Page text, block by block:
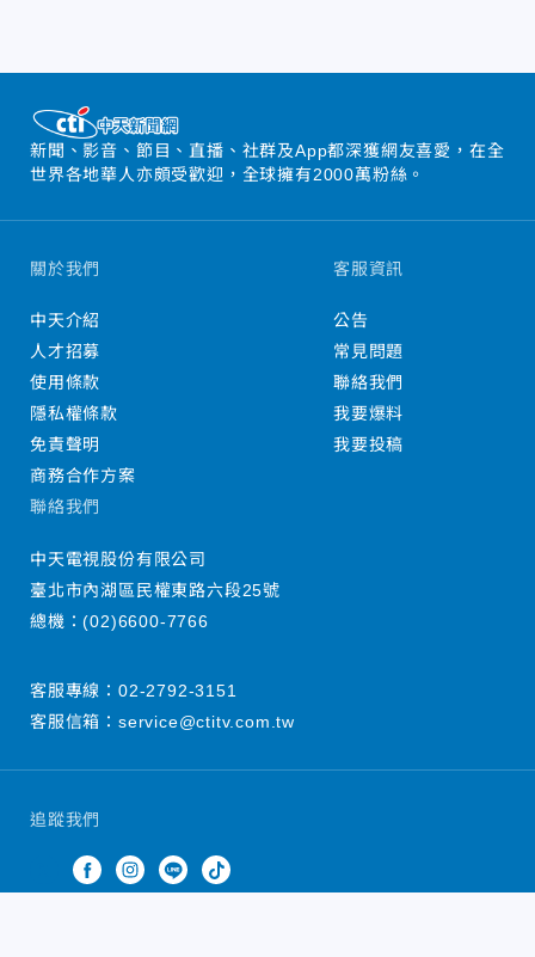
新聞、影音、節目、直播、社群及App都深獲網友喜愛，在全
世界各地華人亦頗受歡迎，全球擁有2000萬粉絲。
追蹤我們
關於我們
中天介紹
人才招募
使用條款
隱私權條款
免責聲明
商務合作方案
客服資訊
公告
常見問題
聯絡我們
我要爆料
我要投稿
聯絡我們
中天電視股份有限公司
臺北市內湖區民權東路六段25號
總機：(02)6600-7766
客服專線： 02-2792-3151
客服信箱： service@ctitv.com.tw